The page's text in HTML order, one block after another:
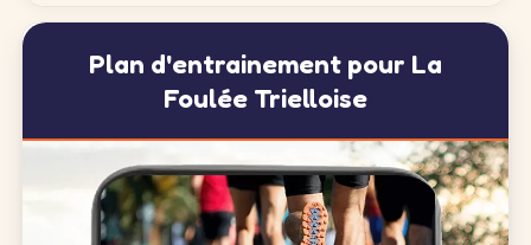
Plan d'entrainement pour La
Foulée Trielloise